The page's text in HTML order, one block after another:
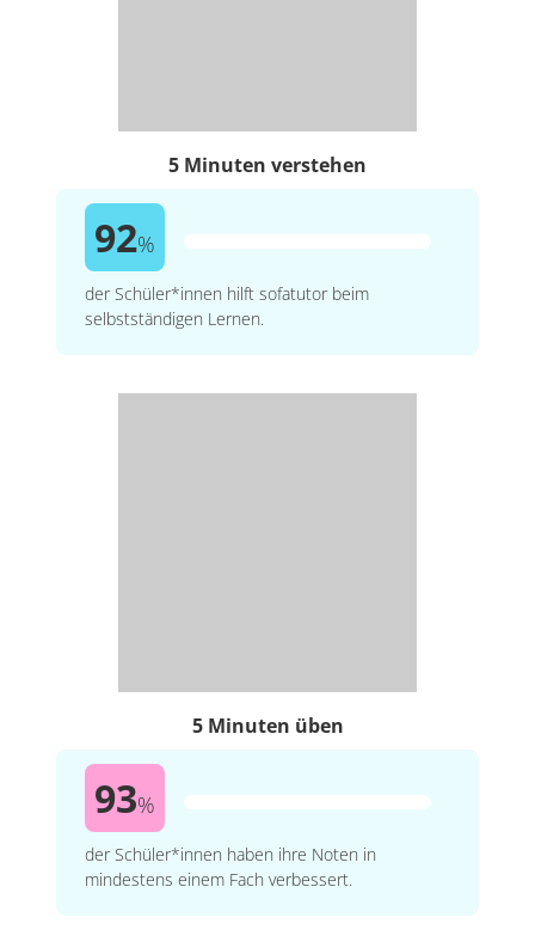
5 Minuten verstehen
92%
der Schüler*innen hilft sofatutor beim
selbstständigen Lernen.
5 Minuten üben
93%
der Schüler*innen haben ihre Noten in
mindestens einem Fach verbessert.